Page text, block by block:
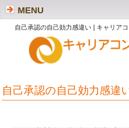
自己承認の自己効力感違い | キャリア
MENU
自己承認の自己効力感違